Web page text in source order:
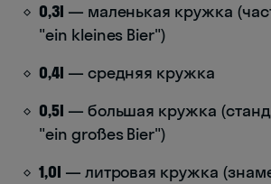
0,3l — маленькая кружка
"ein kleines Bier")
0,4l — средняя кружка
0,5l — большая кружка
"ein großes Bier")
1,0l — литровая кружка